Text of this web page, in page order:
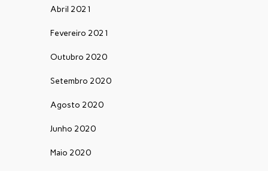
Abril 2021
Fevereiro 2021
Outubro 2020
Setembro 2020
Agosto 2020
Junho 2020
Maio 2020